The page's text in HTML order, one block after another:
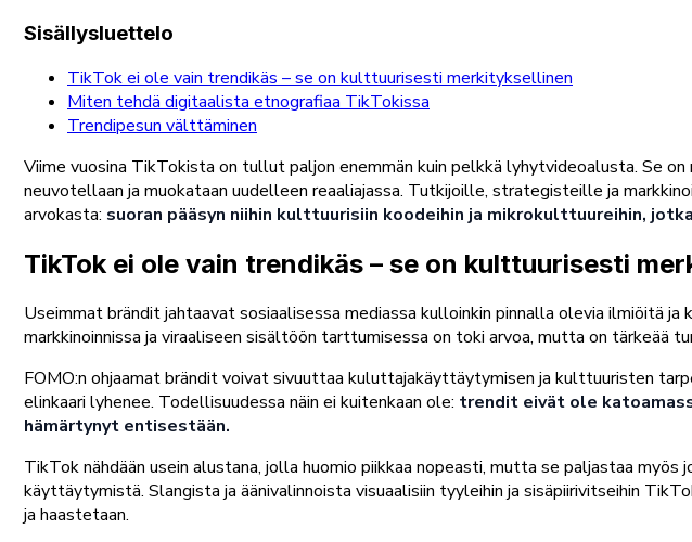
Sisällysluettelo
TikTok ei ole vain trendikäs – se on kulttuurisesti merkityksellinen
Miten tehdä digitaalista etnografiaa TikTokissa
Trendipesun välttäminen
Viime vuosina TikTokista on tullut paljon enemmän kuin pelkkä lyhytvideoalusta. Se
neuvotellaan ja muokataan uudelleen reaaliajassa. Tutkijoille, strategisteille ja
arvokasta: suoran pääsyn niihin kulttuurisiin koodeihin ja mikrokulttuureihin,
TikTok ei ole vain trendikäs – se on kulttuurisesti
Useimmat brändit jahtaavat sosiaalisessa mediassa kulloinkin pinnalla olevia ilmiöitä
markkinoinnissa ja viraaliseen sisältöön tarttumisessa on toki arvoa, mutta on tärkeää
FOMO:n ohjaamat brändit voivat sivuuttaa kuluttajakäyttäytymisen ja kulttuuristen
elinkaari lyhenee. Todellisuudessa näin ei kuitenkaan ole: trendit eivät ole
hämärtynyt entisestään.
TikTok nähdään usein alustana, jolla huomio piikkaa nopeasti, mutta se paljastaa
käyttäytymistä. Slangista ja äänivalinnoista visuaalisiin tyyleihin ja sisäpiirivitseihin
ja haastetaan.